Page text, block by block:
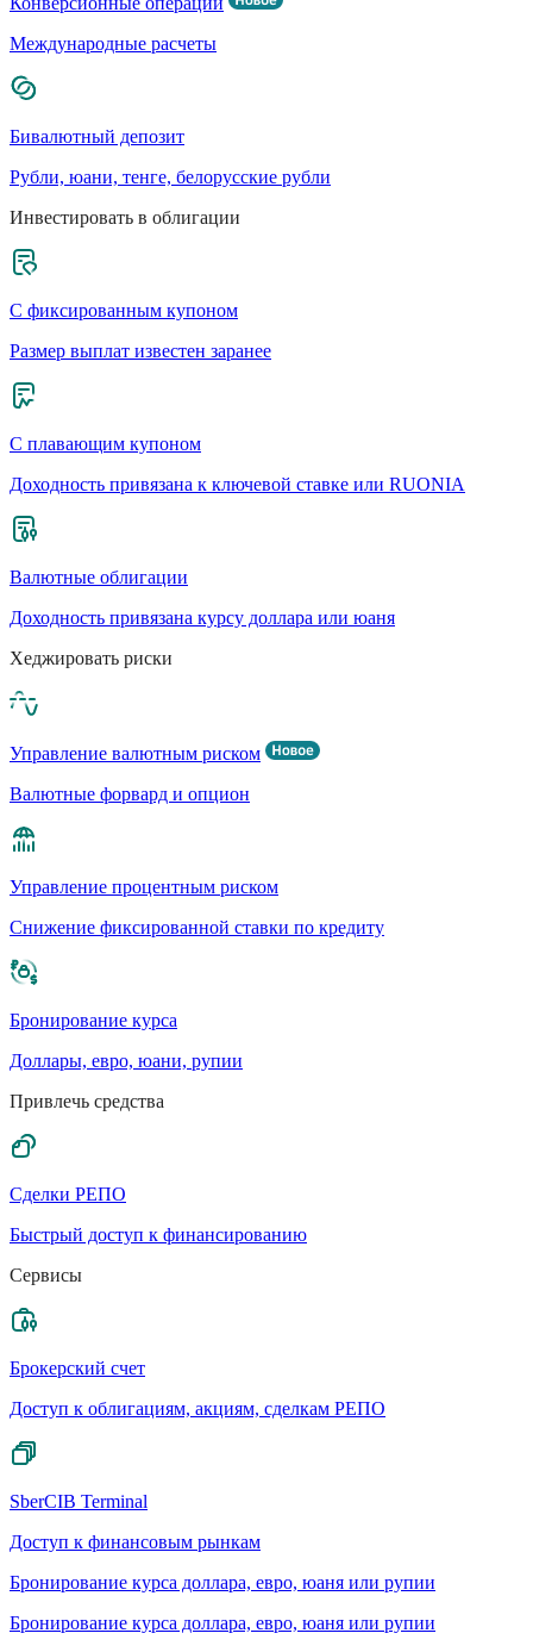
Международные расчеты
Бивалютный депозит
Рубли, юани, тенге, белорусские рубли
Инвестировать в облигации
С фиксированным купоном
Размер выплат известен заранее
С плавающим купоном
Доходность привязана к ключевой ставке или RUONIA
Валютные облигации
Доходность привязана курсу доллара или юаня
Хеджировать риски
Управление валютным риском
Валютные форвард и опцион
Управление процентным риском
Cнижение фиксированной ставки по кредиту
Бронирование курса
Доллары, евро, юани, рупии
Привлечь средства
Сделки РЕПО
Быстрый доступ к финансированию
Сервисы
Брокерский счет
Доступ к облигациям, акциям, сделкам РЕПО
SberCIB Terminal
Доступ к финансовым рынкам
Бронирование курса доллара, евро, юаня или рупии
Бронирование курса доллара, евро, юаня или рупии